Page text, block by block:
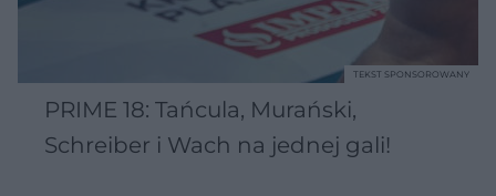
PRIME 18: Tańcula, Murański,
Schreiber i Wach na jednej gali!
TEKST SPONSOROWANY